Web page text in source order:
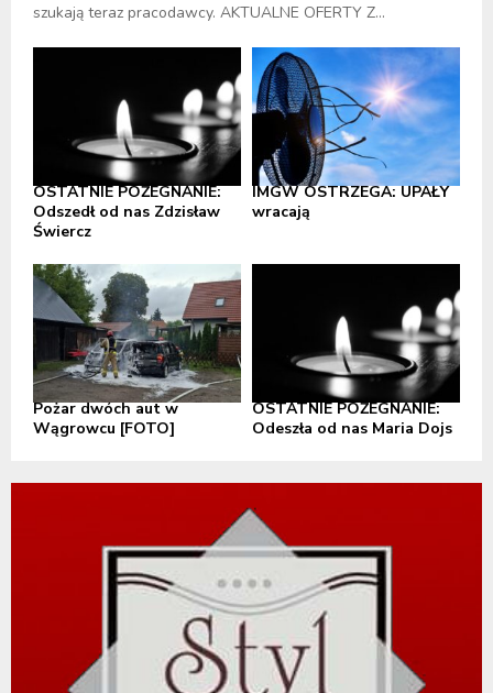
szukają teraz pracodawcy. AKTUALNE OFERTY Z...
OSTATNIE POŻEGNANIE:
Odszedł od nas Zdzisław
Świercz
IMGW OSTRZEGA: UPAŁY
wracają
Pożar dwóch aut w
Wągrowcu [FOTO]
OSTATNIE POŻEGNANIE:
Odeszła od nas Maria Dojs